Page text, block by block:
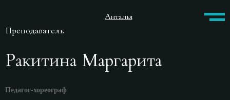
Анталья
Преподаватель
Ракитина Маргарита
Педагог-хореограф